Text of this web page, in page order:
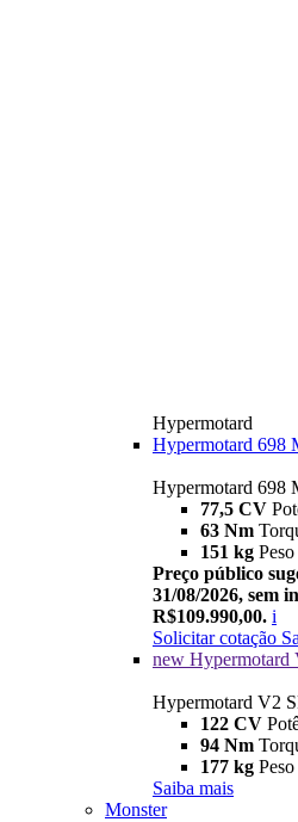
Hypermotard
Hypermotard 698
Hypermotard 698
77,5 CV
63 Nm
151 kg
Preço público
31/08/2026, sem
R$109.990,00. i
Solicitar cotação
new Hypermotard
Hypermotard V2
122 CV
94 Nm
177 kg
Saiba mais
Monster